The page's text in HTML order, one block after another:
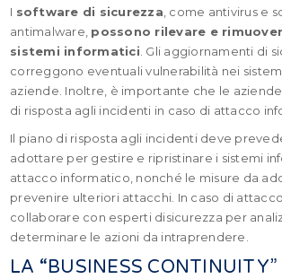
I software di sicurezza , come antivirus e
antimalware, possono rilevare e
sistemi informatici . Gli aggiornamenti di
correggono eventuali vulnerabilità nei
aziende. Inoltre, è importante che le
di risposta agli incidenti in caso di attacco
Il piano di risposta agli incidenti deve
adottare per gestire e ripristinare i sistemi
attacco informatico, nonché le misure da
prevenire ulteriori attacchi. In caso di
collaborare con esperti disicurezza per
determinare le azioni da intraprendere.
LA “BUSINESS CONTINUITY”